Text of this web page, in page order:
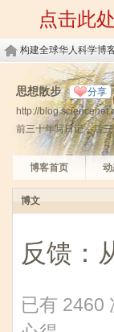
点击此
构建全球华人科学博
思想散步 分享
http://
前三十年写日记，后
博客首页
博文
反馈：
已有 2460